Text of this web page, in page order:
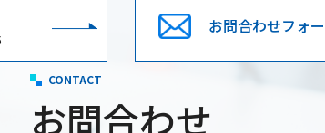
お問合わせフォ
CONTACT
お問合わせ